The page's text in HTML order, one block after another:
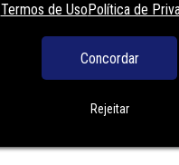
Termos de UsoPolítica de
Concordar
Rejeitar